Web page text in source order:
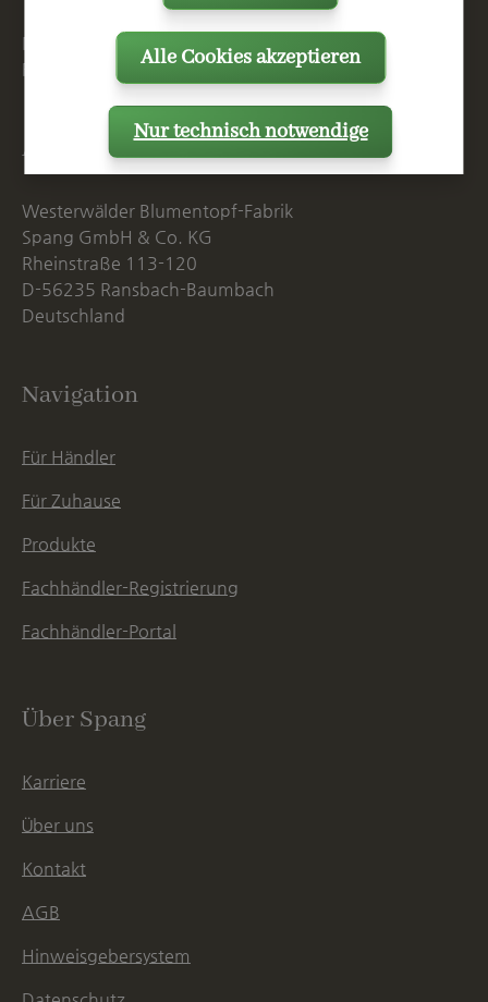
Mo. - Do. 07:15 - 16:00 Uhr
Fr. bis 14:00 Uhr
Anschrift
Westerwälder Blumentopf-Fabrik
Spang GmbH & Co. KG
Rheinstraße 113-120
D-56235 Ransbach-Baumbach
Deutschland
Navigation
Für Händler
Für Zuhause
Produkte
Fachhändler-Registrierung
Fachhändler-Portal
Über Spang
Karriere
Über uns
Kontakt
AGB
Hinweisgebersystem
Nur technisch notwendige
Alle Cookies akzeptieren